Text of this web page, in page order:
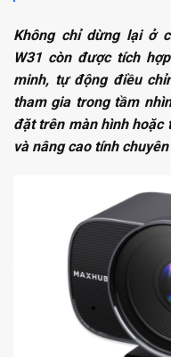
Không chỉ dừng lại ở
W31 còn được tích
minh, tự động điều
tham gia trong tầm
đặt trên màn hình hoặc
và nâng cao tính